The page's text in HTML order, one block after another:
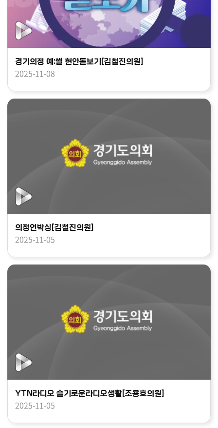
경기의정 예:썰 현안돋보기[김철진의원]
2025-11-08
의정언박싱[김철진의원]
2025-11-05
YTN라디오 슬기로운라디오생활[조용호의원]
2025-11-05